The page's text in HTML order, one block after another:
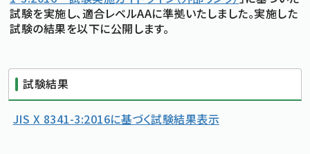
背景色変更 白
背景色の変更：白
黒
背景色の変更：黒
青
背景色の変更：青
Foreign Language
試験を実施し、適合レベルAAに準拠いたしました。実施した
試験の結果を以下に公開します。
試験結果
JIS X 8341-3:2016に基づく試験結果表示